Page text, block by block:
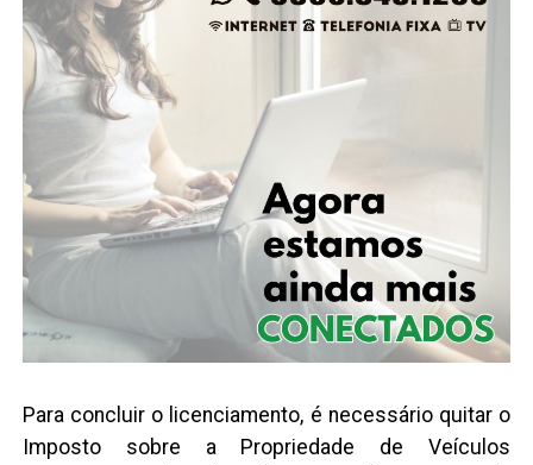
Para concluir o licenciamento, é necessário quitar o
Imposto sobre a Propriedade de Veículos